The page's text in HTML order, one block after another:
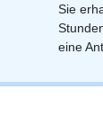
Sie
eine